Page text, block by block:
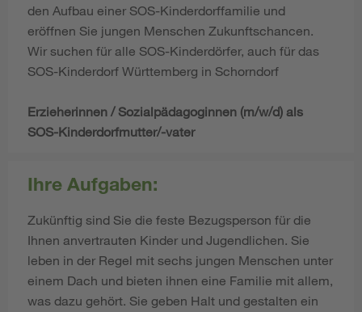
den Aufbau einer SOS-Kinderdorffamilie und
eröffnen Sie jungen Menschen Zukunftschancen.
Wir suchen für alle SOS-Kinderdörfer, auch für das
SOS-Kinderdorf Württemberg in Schorndorf
Erzieherinnen / Sozialpädagoginnen (m/w/d) als
SOS-Kinderdorfmutter/-vater
Ihre Aufgaben:
Zukünftig sind Sie die feste Bezugsperson für die
Ihnen anvertrauten Kinder und Jugendlichen. Sie
leben in der Regel mit sechs jungen Menschen unter
einem Dach und bieten ihnen eine Familie mit allem,
was dazu gehört. Sie geben Halt und gestalten ein